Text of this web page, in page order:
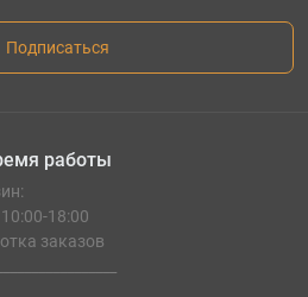
Подписаться
работы
18:00
заказов